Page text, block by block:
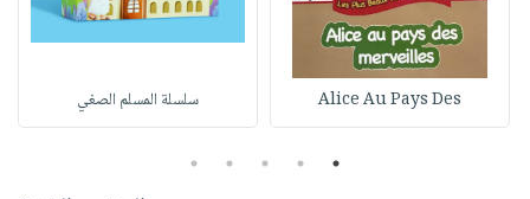
Alice Au Pays Des سلسلة المسلم الصغي
1
2
3
4
5